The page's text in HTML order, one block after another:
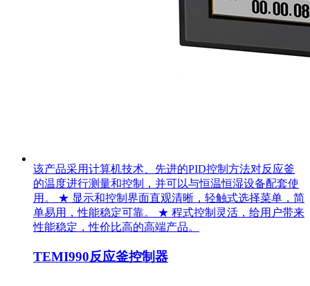
该产品采用计算机技术、先进的PID控制方法对反应釜
的温度进行测量和控制，并可以与恒温恒湿设备配套使
用。 ★ 显示和控制界面直观清晰，轻触式选择菜单，简
单易用，性能稳定可靠。 ★ 程式控制灵活，给用户带来
性能稳定，性价比高的高端产品。
TEMI990反应釜控制器